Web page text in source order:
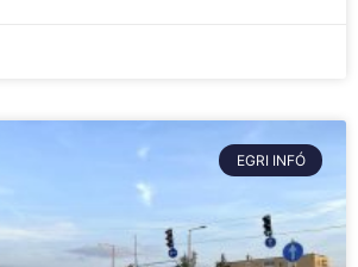
EGRI INFÓ